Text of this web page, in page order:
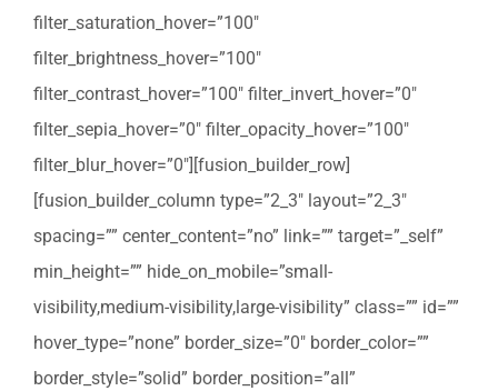
filter_saturation_hover=”100″
filter_brightness_hover=”100″
filter_contrast_hover=”100″ filter_invert_hover=”0″
filter_sepia_hover=”0″ filter_opacity_hover=”100″
filter_blur_hover=”0″][fusion_builder_row]
[fusion_builder_column type=”2_3″ layout=”2_3″
spacing=”” center_content=”no” link=”” target=”_self”
min_height=”” hide_on_mobile=”small-
visibility,medium-visibility,large-visibility” class=”” id=””
hover_type=”none” border_size=”0″ border_color=””
border_style=”solid” border_position=”all”